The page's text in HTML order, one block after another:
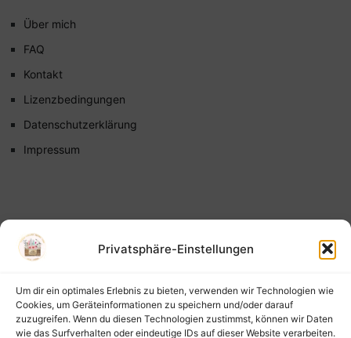
Privatsphäre-Einstellungen
Um dir ein optimales Erlebnis zu bieten, verwenden wir Technologien wie
Cookies, um Geräteinformationen zu speichern und/oder darauf
zuzugreifen. Wenn du diesen Technologien zustimmst, können wir Daten
wie das Surfverhalten oder eindeutige IDs auf dieser Website verarbeiten.
Über mich
FAQ
Kontakt
Lizenzbedingungen
Datenschutzerklärung
Impressum